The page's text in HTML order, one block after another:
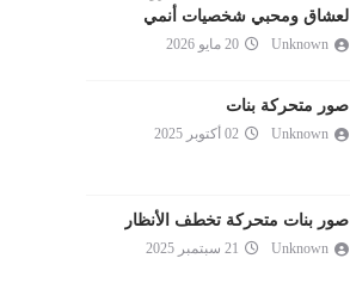
لعشاق ومحبي شخصيات أنمي
Unknown 20 مايو 2026
صور متحركة بنات
Unknown 02 أكتوبر 2025
صور بنات متحركة تخطف الأنظار
Unknown 21 سبتمبر 2025